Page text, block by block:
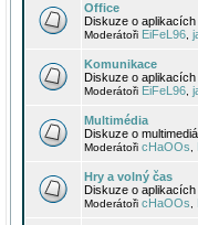
Office
Diskuze o
Moderátoři EiFeL96
Komunikace
Diskuze o
Moderátoři EiFeL96
Multimédia
Diskuze o
Moderátoři cHaOOs
Hry a volný čas
Diskuze o
Moderátoři cHaOOs